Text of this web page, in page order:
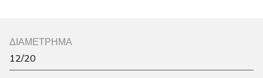
ΔΙΑΜΕΤΡΗΜΑ
12/20